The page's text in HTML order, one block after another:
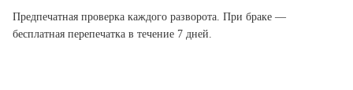
Предпечатная проверка каждого разворота. При браке —
бесплатная перепечатка в течение 7 дней.